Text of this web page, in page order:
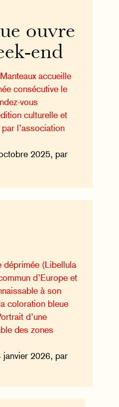
ouvre
end
accueille
consécutive le
vous
culturelle et
l’association
2025, par
déprimée (Libellula
d’Europe et
à son
coloration bleue
d’une
des zones
2026, par